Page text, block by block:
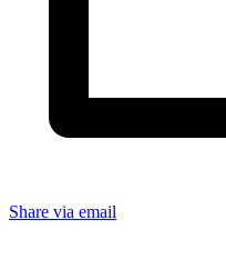
Share via email